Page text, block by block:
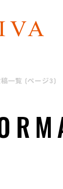
一覧 (ページ3)